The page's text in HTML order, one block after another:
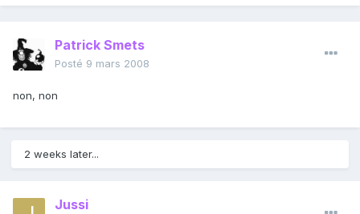
Patrick Smets
Posté 9 mars 2008
non, non
2 weeks later...
Jussi